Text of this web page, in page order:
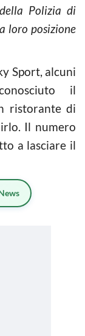
Polizia di
loro posizione
Sport, alcuni
il
ristorante di
Il numero
a lasciare il